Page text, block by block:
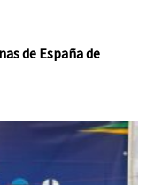
de España de